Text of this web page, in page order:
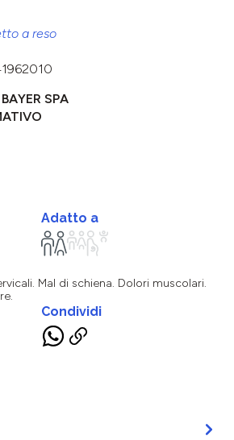
a reso
BAYER SPA
Adatto a
Mal di schiena. Dolori muscolari.
Condividi